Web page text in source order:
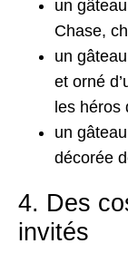
un
Chase,
un
et orné
les héros
un
décorée
4. Des
invités